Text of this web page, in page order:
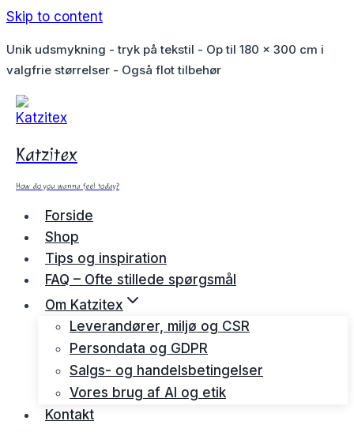
Skip to content
Unik udsmykning - tryk på tekstil - Op til 180 x 300 cm i
valgfrie størrelser - Også flot tilbehør
Katzitex
How do you wanna feel today?
Forside
Shop
Tips og inspiration
FAQ – Ofte stillede spørgsmål
Om Katzitex
Leverandører, miljø og CSR
Persondata og GDPR
Salgs- og handelsbetingelser
Vores brug af AI og etik
Kontakt